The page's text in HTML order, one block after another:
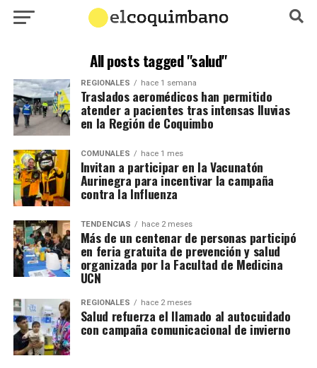
All posts tagged "salud"
REGIONALES hace 1 semana
Traslados aeromédicos han permitido
atender a pacientes tras intensas lluvias
en la Región de Coquimbo
COMUNALES hace 1 mes
Invitan a participar en la Vacunatón
Aurinegra para incentivar la campaña
contra la Influenza
TENDENCIAS hace 2 meses
Más de un centenar de personas participó
en feria gratuita de prevención y salud
organizada por la Facultad de Medicina
UCN
REGIONALES hace 2 meses
Salud refuerza el llamado al autocuidado
con campaña comunicacional de invierno